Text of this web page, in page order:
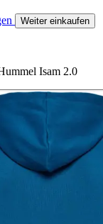
Weiter einkaufen
Isam 2.0